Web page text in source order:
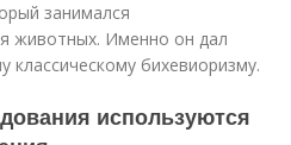
занимался
животных. Именно он дал
классическому бихевиоризму.
используются